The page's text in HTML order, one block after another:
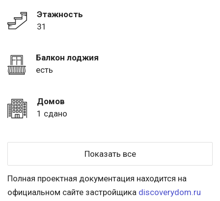
Этажность
31
Балкон лоджия
есть
Домов
1 сдано
Показать все
Полная проектная документация находится на
официальном сайте застройщика discoverydom.ru